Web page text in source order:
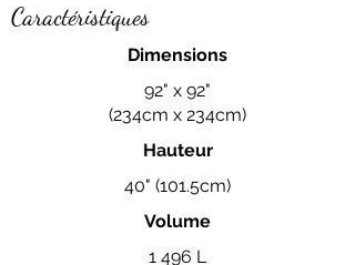
Caractéristiques
Dimensions
92" x 92"
(234cm x 234cm)
Hauteur
40" (101.5cm)
Volume
1 496 L